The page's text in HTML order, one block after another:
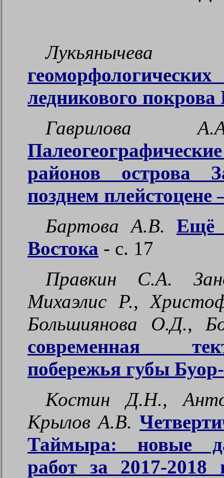
ледникового
районов острова
позднем плейстоцене
Бартова А.В.
Ещё
Востока - с. 17
Правкин С.А.
Михаэлис Р.,
Большиянова О.Д.,
современная
побережья губы
Костин Д.Н.,
Крылов А.В.
Таймыра: новые
работ за 2017-2018